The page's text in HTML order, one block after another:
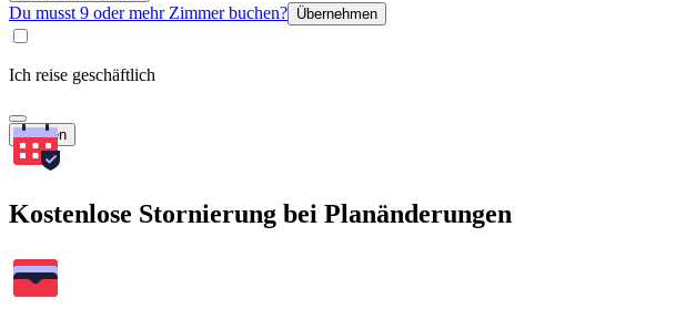
Du musst 9 oder mehr Zimmer buchen? Übernehmen
Ich reise geschäftlich
Suchen
Kostenlose Stornierung bei Planänderungen